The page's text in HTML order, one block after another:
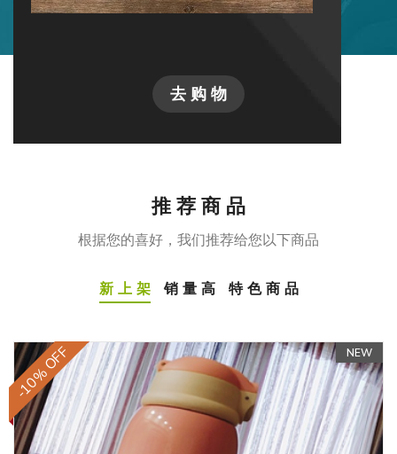
去 购 物
推 荐 商 品
根据您的喜好，我们推荐给您以下商品
新 上 架 销 量 高 特 色 商 品
NEW
-10% OFF